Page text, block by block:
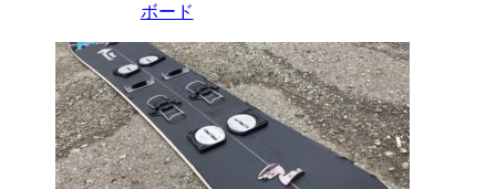
ボード